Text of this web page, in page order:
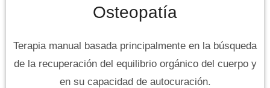
Osteopatía
Terapia manual basada principalmente en la búsqueda
de la recuperación del equilibrio orgánico del cuerpo y
en su capacidad de autocuración.